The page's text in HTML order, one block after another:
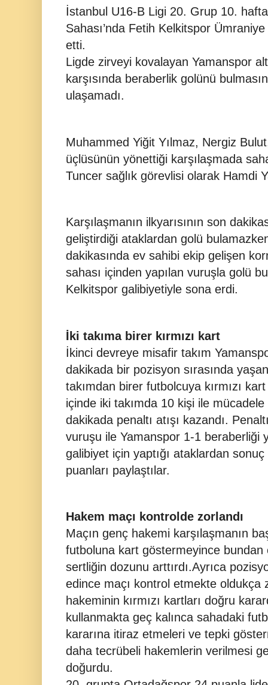
İstanbul U16-B Ligi 20. Grup 10.
Sahası’nda Fetih Kelkitspor
etti.
Ligde zirveyi kovalayan Yamanspor
karşısında beraberlik golünü
ulaşamadı.
Muhammed Yiğit Yılmaz, Nergiz
üçlüsünün yönettiği karşılaşmada
Tuncer sağlık görevlisi olarak Hamdi
Karşılaşmanın ilkyarısının son
geliştirdiği ataklardan golü
dakikasında ev sahibi ekip gelişen
sahası içinden yapılan vuruşla golü
Kelkitspor galibiyetiyle sona erdi.
İki takıma birer kırmızı kart
İkinci devreye misafir takım
dakikada bir pozisyon sırasında
takımdan birer futbolcuya kırmızı
içinde iki takımda 10 kişi ile
dakikada penaltı atışı kazandı.
vuruşu ile Yamanspor 1-1 beraberliği
galibiyet için yaptığı ataklardan sonuç
puanları paylaştılar.
Hakem maçı kontrolde zorlandı
Maçın genç hakemi karşılaşmanın
futboluna kart göstermeyince
sertliğin dozunu arttırdı.Ayrıca
edince maçı kontrol etmekte oldukça
hakeminin kırmızı kartları doğru
kullanmakta geç kalınca sahadaki
kararına itiraz etmeleri ve tepki
daha tecrübeli hakemlerin verilmesi
doğurdu.